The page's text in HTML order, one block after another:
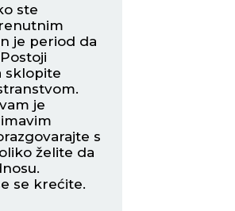
ste
je period da
sklopite
je
s
želite da
se krećite.